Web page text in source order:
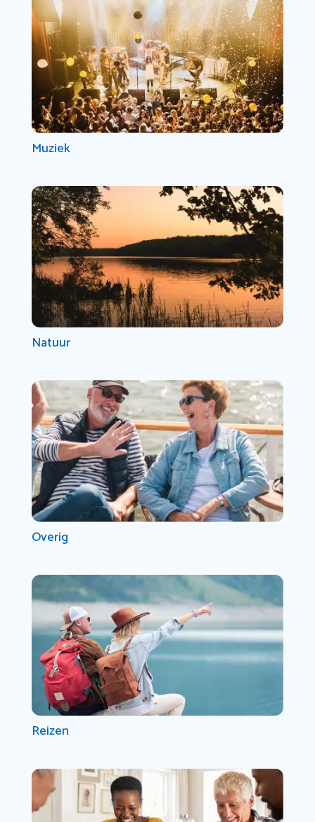
Muziek
Natuur
Overig
Reizen